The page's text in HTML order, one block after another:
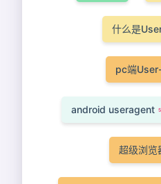
什么是
pc端
android useragent 5
超级浏览